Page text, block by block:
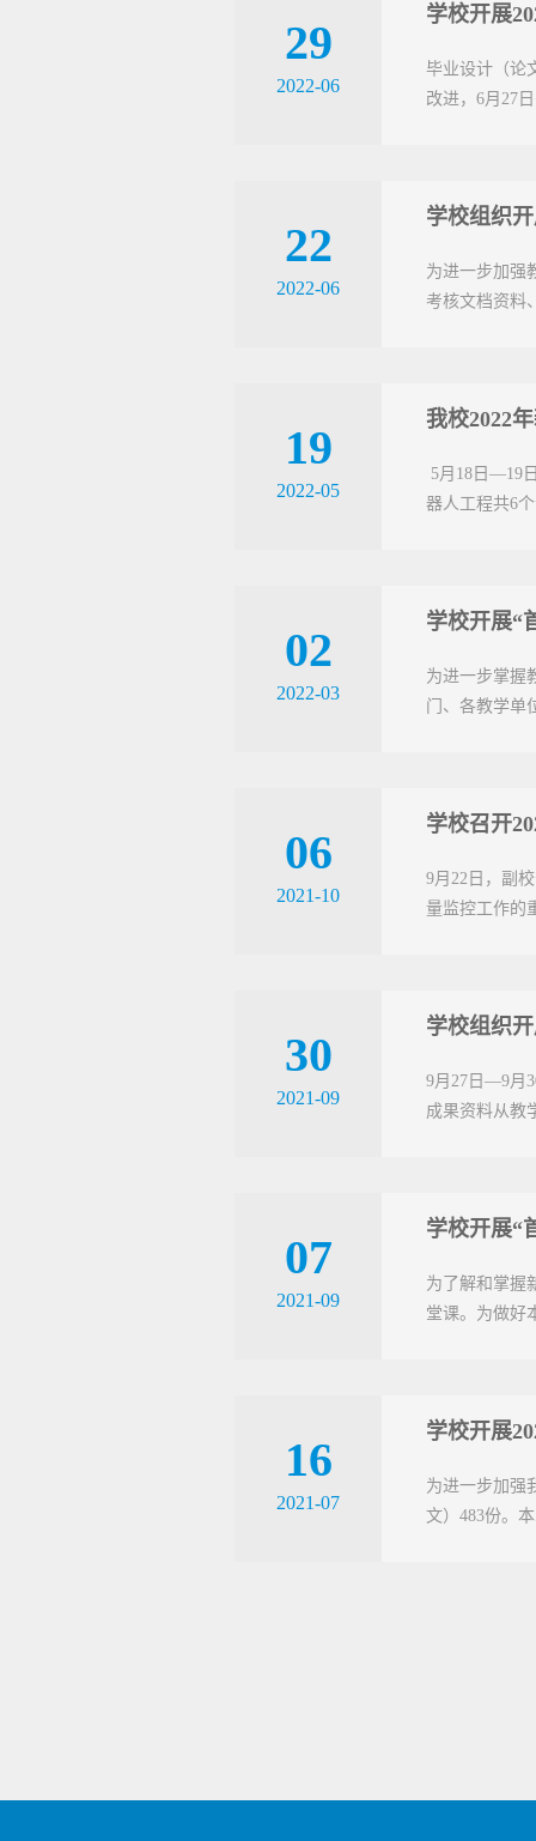
29
2022-06
学校开展
毕业设计（论
改进，6月27
22
2022-06
学校组织
为进一步加强
考核文档资料
19
2022-05
我校2022
5月18日—19
器人工程共6
02
2022-03
学校开展“
为进一步掌握
门、各教学单
06
2021-10
学校召开
9月22日，副
量监控工作的
30
2021-09
学校组织
9月27日—9月
成果资料从教
07
2021-09
学校开展“
为了解和掌握
堂课。为做好
16
2021-07
学校开展
为进一步加强
文）483份。